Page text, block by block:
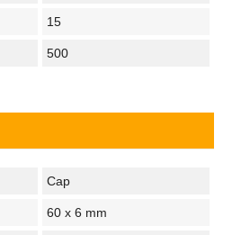
15
500
Cap
60 x 6 mm